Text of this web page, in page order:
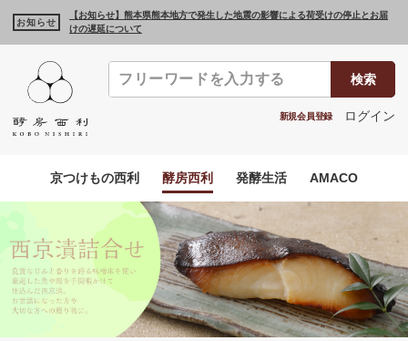
お知らせ
【お知らせ】熊本県熊本地方で発生した地震の影響による荷受けの停止とお届
けの遅延について
検索
新規会員登録 ログイン
京つけもの西利 酵房西利 発酵生活 AMACO